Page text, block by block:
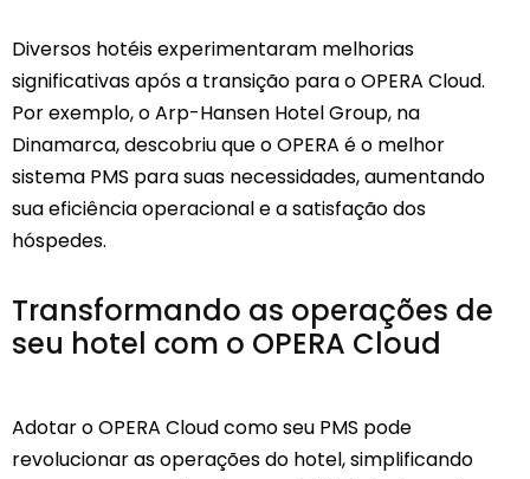
Diversos hotéis experimentaram melhorias
significativas após a transição para o OPERA Cloud.
Por exemplo, o Arp-Hansen Hotel Group, na
Dinamarca, descobriu que o OPERA é o melhor
sistema PMS para suas necessidades, aumentando
sua eficiência operacional e a satisfação dos
hóspedes.
Transformando as operações de
seu hotel com o OPERA Cloud
Adotar o OPERA Cloud como seu PMS pode
revolucionar as operações do hotel, simplificando